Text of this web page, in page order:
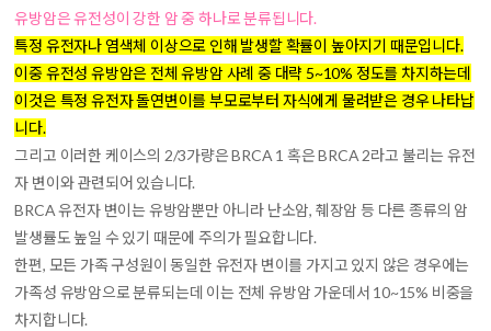
유방암은 유전성이 강한 암 중 하나로 분류됩니다.
특정 유전자나 염색체 이상으로 인해 발생할 확률이 높아지기 때문입니다.
이중 유전성 유방암은 전체 유방암 사례 중 대략 5~10% 정도를 차지하는데
이것은 특정 유전자 돌연변이를 부모로부터 자식에게 물려받은 경우 나타납
니다.
그리고 이러한 케이스의 2/3가량은 BRCA 1 혹은 BRCA 2라고 불리는 유전
자 변이와 관련되어 있습니다.
BRCA 유전자 변이는 유방암뿐만 아니라 난소암, 췌장암 등 다른 종류의 암
발생률도 높일 수 있기 때문에 주의가 필요합니다.
한편, 모든 가족 구성원이 동일한 유전자 변이를 가지고 있지 않은 경우에는
가족성 유방암으로 분류되는데 이는 전체 유방암 가운데서 10~15% 비중을
차지합니다.